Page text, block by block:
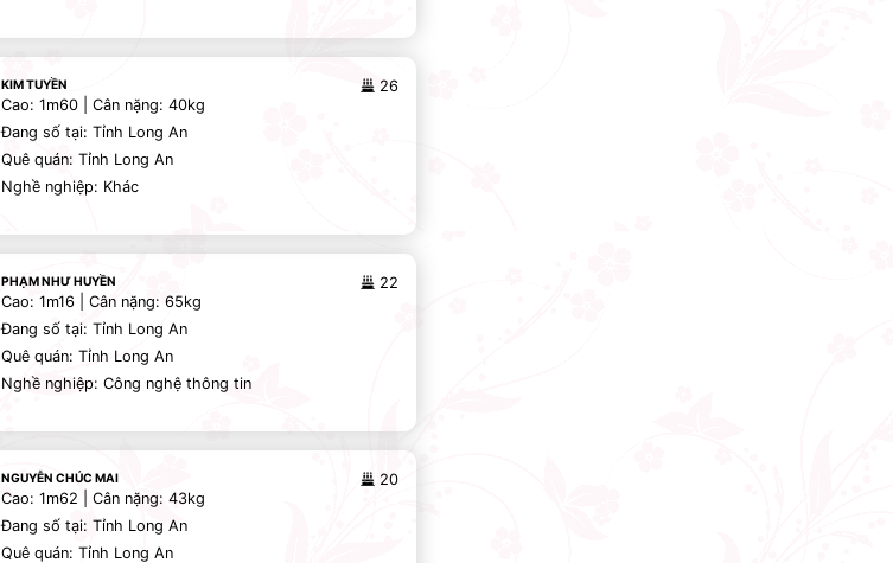
KIM TUYỀN
26
Cao: 1m60 | Cân nặng: 40kg
Đang số tại: Tỉnh Long An
Quê quán: Tỉnh Long An
Nghề nghiệp: Khác
PHẠM NHƯ HUYỀN
22
Cao: 1m16 | Cân nặng: 65kg
Đang số tại: Tỉnh Long An
Quê quán: Tỉnh Long An
Nghề nghiệp: Công nghệ thông tin
NGUYỄN CHÚC MAI
20
Cao: 1m62 | Cân nặng: 43kg
Đang số tại: Tỉnh Long An
Quê quán: Tỉnh Long An